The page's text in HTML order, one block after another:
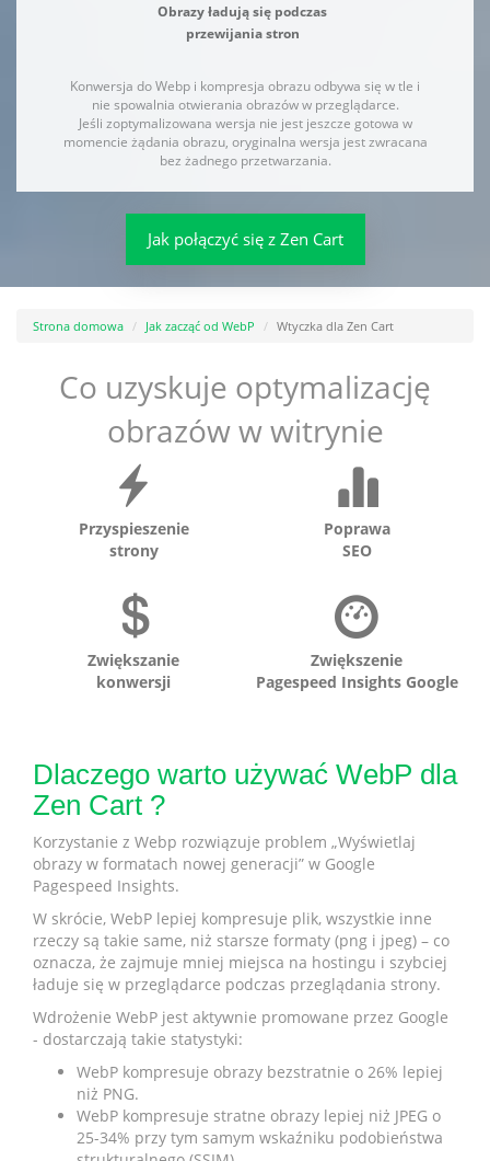
Obrazy ładują się podczas
przewijania stron
Konwersja do Webp i kompresja obrazu odbywa się w tle i
nie spowalnia otwierania obrazów w przeglądarce.
Jeśli zoptymalizowana wersja nie jest jeszcze gotowa w
momencie żądania obrazu, oryginalna wersja jest zwracana
bez żadnego przetwarzania.
Jak połączyć się z Zen​ ​Cart
Strona domowa Jak zacząć od WebP Wtyczka dla Zen​ ​Cart
Co uzyskuje optymalizację
obrazów w witrynie
Przyspieszenie
strony
Poprawa
SEO
Zwiększanie
konwersji
Zwiększenie
Pagespeed Insights Google
Dlaczego warto używać WebP dla
Zen​ ​Cart ?
Korzystanie z Webp rozwiązuje problem „Wyświetlaj
obrazy w formatach nowej generacji” w Google
Pagespeed Insights.
W skrócie, WebP lepiej kompresuje plik, wszystkie inne
rzeczy są takie same, niż starsze formaty (png i jpeg) – co
oznacza, że zajmuje mniej miejsca na hostingu i szybciej
ładuje się w przeglądarce podczas przeglądania strony.
Wdrożenie WebP jest aktywnie promowane przez Google
- dostarczają takie statystyki:
WebP kompresuje obrazy bezstratnie o 26% lepiej
niż PNG.
WebP kompresuje stratne obrazy lepiej niż JPEG o
25-34% przy tym samym wskaźniku podobieństwa